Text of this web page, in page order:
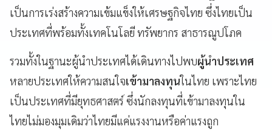
เป็นการเร่งสร้างความเข้มแข็งให้เศรษฐกิจไทย ซึ่งไทยเป็น
ประเทศที่พร้อมทั้งเทคโนโลยี ทรัพยากร สาธารณูปโภค
รวมทั้งในฐานะผู้นำประเทศได้เดินทางไปพบผู้นำประเทศ
หลายประเทศให้ความสนใจเข้ามาลงทุนในไทย เพราะไทย
เป็นประเทศที่มียุทธศาสตร์ ซึ่งนักลงทุนที่เข้ามาลงทุนใน
ไทยไม่มองมุมเดิมว่าไทยมีแค่แรงงานหรือค่าแรงถูก